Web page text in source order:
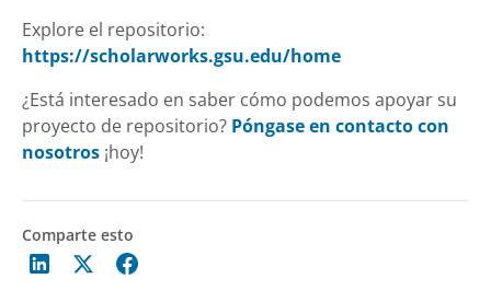
Explore el repositorio:
https://scholarworks.gsu.edu/home
¿Está interesado en saber cómo podemos apoyar su
proyecto de repositorio? Póngase en contacto con
nosotros ¡hoy!
Comparte esto